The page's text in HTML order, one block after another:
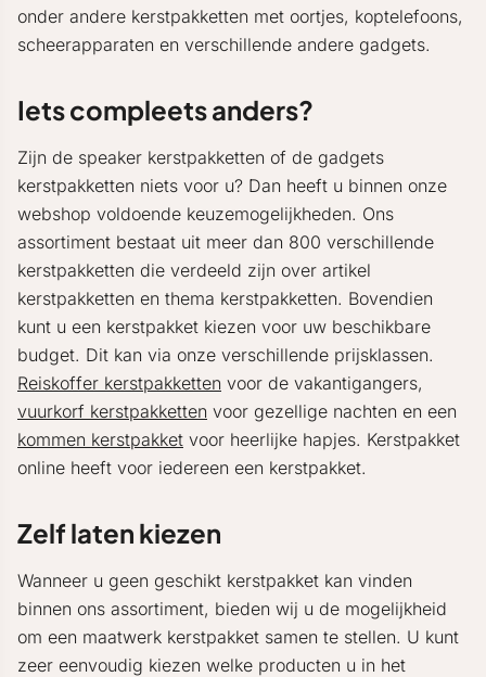
onder andere kerstpakketten met oortjes, koptelefoons,
scheerapparaten en verschillende andere gadgets.
Iets compleets anders?
Zijn de speaker kerstpakketten of de gadgets
kerstpakketten niets voor u? Dan heeft u binnen onze
webshop voldoende keuzemogelijkheden. Ons
assortiment bestaat uit meer dan 800 verschillende
kerstpakketten die verdeeld zijn over artikel
kerstpakketten en thema kerstpakketten. Bovendien
kunt u een kerstpakket kiezen voor uw beschikbare
budget. Dit kan via onze verschillende prijsklassen.
Reiskoffer kerstpakketten voor de vakantigangers,
vuurkorf kerstpakketten voor gezellige nachten en een
kommen kerstpakket voor heerlijke hapjes. Kerstpakket
online heeft voor iedereen een kerstpakket.
Zelf laten kiezen
Wanneer u geen geschikt kerstpakket kan vinden
binnen ons assortiment, bieden wij u de mogelijkheid
om een maatwerk kerstpakket samen te stellen. U kunt
zeer eenvoudig kiezen welke producten u in het